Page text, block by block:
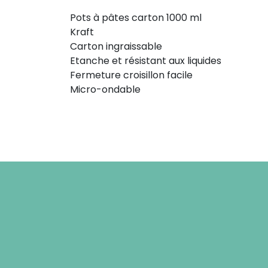
Pots à pâtes carton 1000 ml
Kraft
Carton ingraissable
Etanche et résistant aux liquides
Fermeture croisillon facile
Micro-ondable